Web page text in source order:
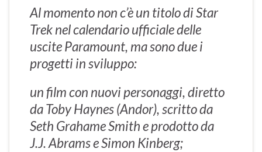
Al momento non c’è un titolo di Star
Trek nel calendario ufficiale delle
uscite Paramount, ma sono due i
progetti in sviluppo:
un film con nuovi personaggi, diretto
da Toby Haynes (Andor), scritto da
Seth Grahame Smith e prodotto da
J.J. Abrams e Simon Kinberg;